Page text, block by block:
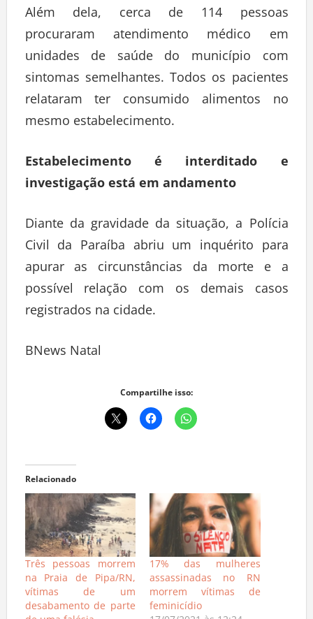
Além dela, cerca de 114 pessoas
procuraram atendimento médico em
unidades de saúde do município com
sintomas semelhantes. Todos os pacientes
relataram ter consumido alimentos no
mesmo estabelecimento.
Estabelecimento é interditado e
investigação está em andamento
Diante da gravidade da situação, a Polícia
Civil da Paraíba abriu um inquérito para
apurar as circunstâncias da morte e a
possível relação com os demais casos
registrados na cidade.
BNews Natal
Compartilhe isso:
Relacionado
Três pessoas morrem
na Praia de Pipa/RN,
vítimas de um
desabamento de parte
17% das mulheres
assassinadas no RN
morrem vítimas de
feminicídio